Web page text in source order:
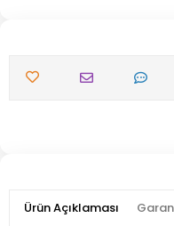
Ürün Açıklaması